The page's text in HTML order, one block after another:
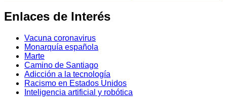
Enlaces de Interés
Vacuna coronavirus
Monarquía española
Marte
Camino de Santiago
Adicción a la tecnología
Racismo en Estados Unidos
Inteligencia artificial y robótica